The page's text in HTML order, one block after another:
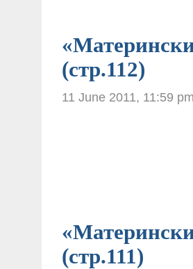
(стр.112)
11 June 2011, 11:59
(стр.111)